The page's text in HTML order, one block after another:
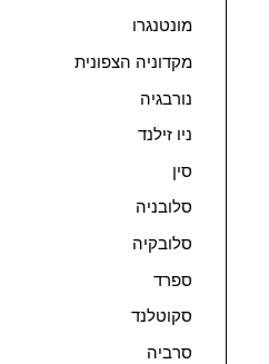
מונטנגרו
מקדוניה הצפונית
נורבגיה
ניו זילנד
סין
סלובניה
סלובקיה
ספרד
סקוטלנד
סרביה